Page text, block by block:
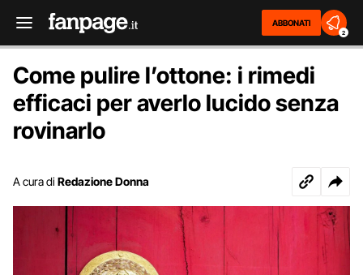
ABBONATI
2
Come pulire l’ottone: i rimedi
efficaci per averlo lucido senza
rovinarlo
A cura di Redazione Donna